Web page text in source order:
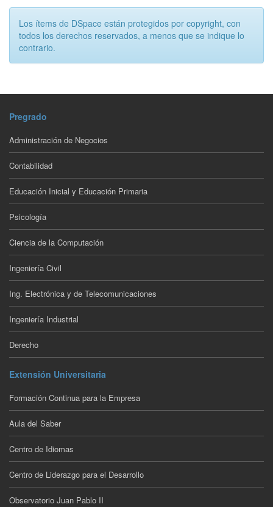
Los ítems de DSpace están protegidos por copyright, con
todos los derechos reservados, a menos que se indique lo
contrario.
Pregrado
Administración de Negocios
Contabilidad
Educación Inicial y Educación Primaria
Psicología
Ciencia de la Computación
Ingeniería Civil
Ing. Electrónica y de Telecomunicaciones
Ingeniería Industrial
Derecho
Extensión Universitaria
Formación Continua para la Empresa
Aula del Saber
Centro de Idiomas
Centro de Liderazgo para el Desarrollo
Observatorio Juan Pablo II